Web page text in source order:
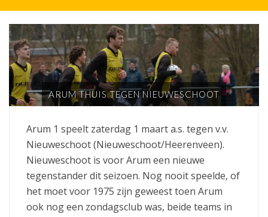
ARUM THUIS TEGEN NIEUWESCHOOT
Arum 1 speelt zaterdag 1 maart a.s. tegen v.v.
Nieuweschoot (Nieuweschoot/Heerenveen).
Nieuweschoot is voor Arum een nieuwe
tegenstander dit seizoen. Nog nooit speelde, of
het moet voor 1975 zijn geweest toen Arum
ook nog een zondagsclub was, beide teams in